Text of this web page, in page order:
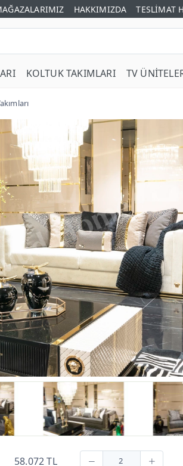
HAKKIMIZDA TESLİMAT
KOLTUK TAKIMLARI TV
58.072 TL